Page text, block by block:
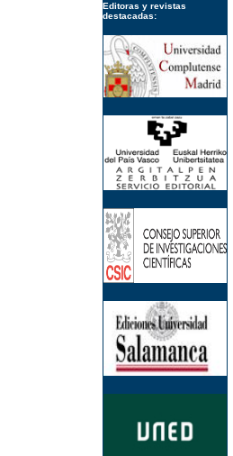
Editoras y revistas
destacadas: